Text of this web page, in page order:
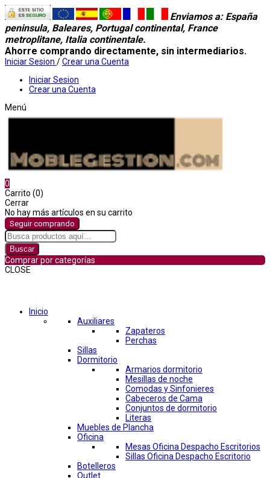
Enviamos a: España
peninsula, Baleares, Portugal continental, France
metroplitane, Italia continentale.
Ahorre comprando directamente, sin intermediarios.
Iniciar Sesion /Crear una Cuenta
Iniciar Sesion
Crear una Cuenta
Menú
0
Carrito (0)
Cerrar
No hay más artículos en su carrito
Seguir comprando
Buscar
Comprar por categorías
CLOSE
Inicio
Auxiliares
Zapateros
Perchas
Sillas
Dormitorio
Armarios dormitorio
Mesillas de noche
Comodas y Sinfonieres
Cabeceros de Cama
Conjuntos de dormitorio
Literas
Muebles de Plancha
Oficina
Mesas Oficina Despacho Escritorios
Sillas Oficina Despacho Escritorio
Botelleros
Outlet